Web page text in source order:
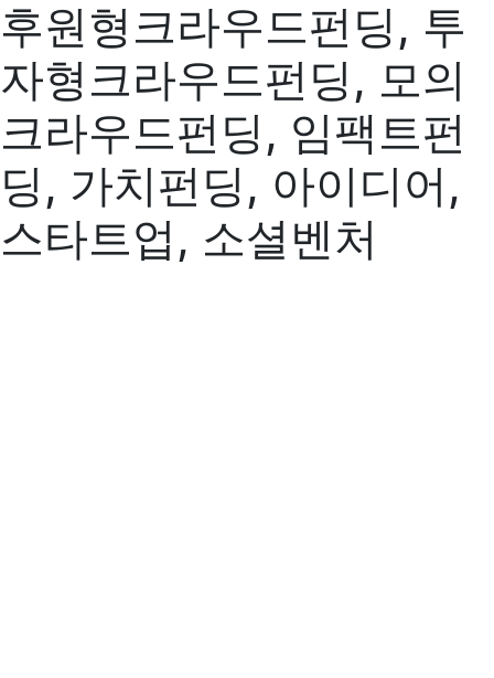
후원형크라우드펀딩, 투
자형크라우드펀딩, 모의
크라우드펀딩, 임팩트펀
딩, 가치펀딩, 아이디어,
스타트업, 소셜벤처